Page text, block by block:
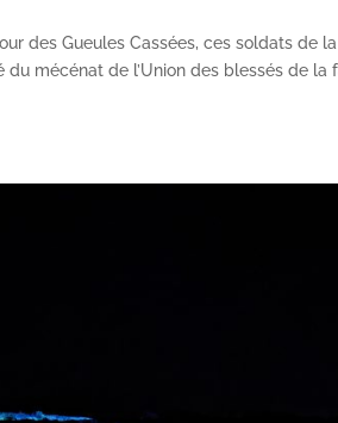
des Gueules Cassées, ces soldats de
mécénat de l’Union des blessés de la